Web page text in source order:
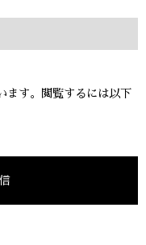
ます。閲覧するには以下